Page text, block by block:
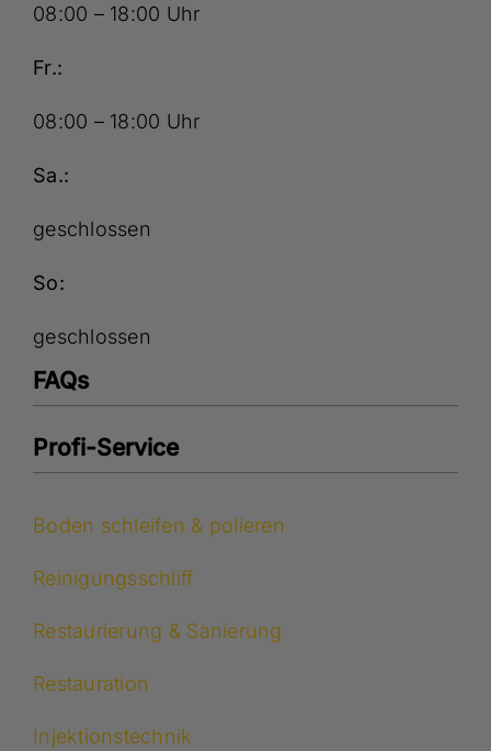
08:00 – 18:00 Uhr
Fr.:
08:00 – 18:00 Uhr
Sa.:
geschlossen
So:
geschlossen
FAQs
Profi-Service
Boden schleifen & polieren
Reinigungsschliff
Restaurierung & Sanierung
Restauration
Injektionstechnik